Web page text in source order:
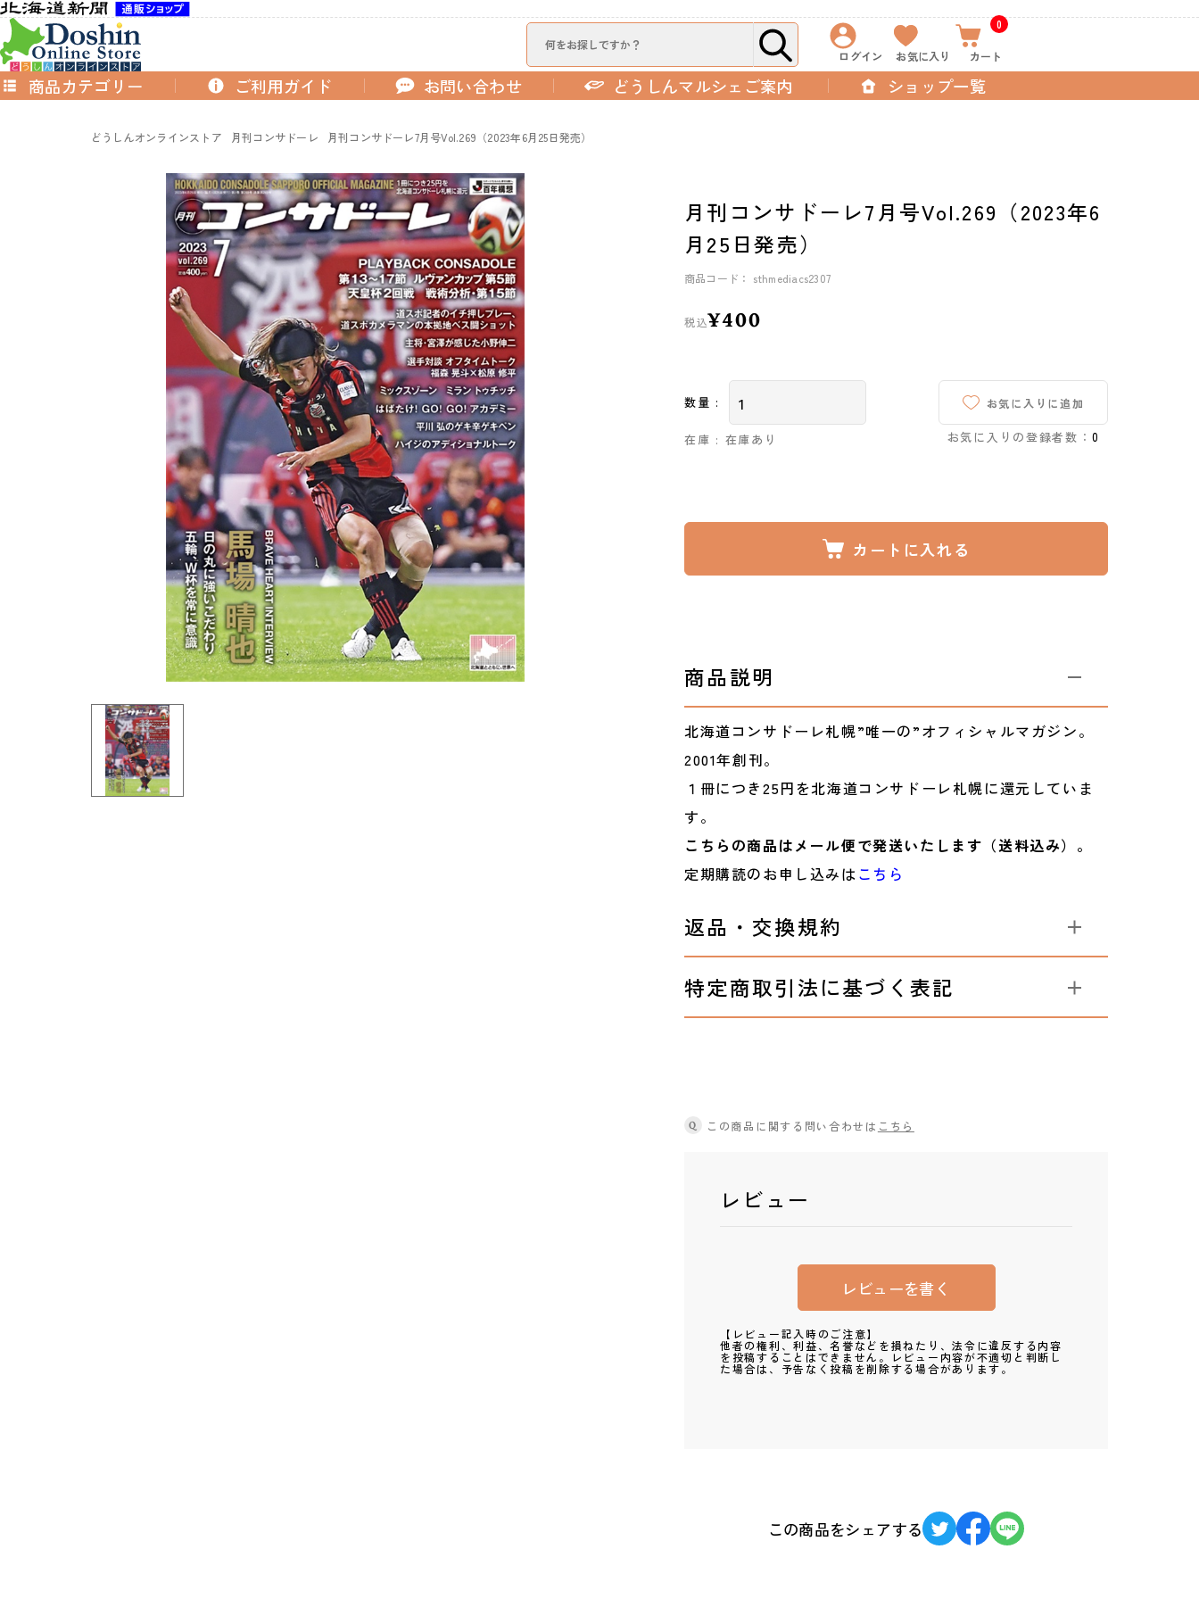
ログイン お気に入り
0
カート
商品カテゴリー ショップ一覧
ご利用ガイド お問い合わせ どうしんマルシェご案内
どうしんオンラインストア 月刊コンサドーレ 月刊コンサドーレ7月号Vol.269（2023年6月25日発売）
月刊コンサドーレ7月号Vol.269（2023年6
月25日発売）
商品コード： sthmediacs2307
税込¥400
数量 :
在庫 : 在庫あり
お気に入りに追加
お気に入りの登録者数： 0
カートに入れる
商品説明
北海道コンサドーレ札幌”唯一の”オフィシャルマガジン。
2001年創刊。
１冊につき25円を北海道コンサドーレ札幌に還元していま
す。
こちらの商品はメール便で発送いたします（送料込み）。
定期購読のお申し込みはこちら
返品・交換規約
特定商取引法に基づく表記
Q この商品に関する問い合わせは こちら
レビュー
レビューを書く
【レビュー記入時のご注意】
他者の権利、利益、名誉などを損ねたり、法令に違反する内容
を投稿することはできません。レビュー内容が不適切と判断し
た場合は、予告なく投稿を削除する場合があります。
この商品をシェアする